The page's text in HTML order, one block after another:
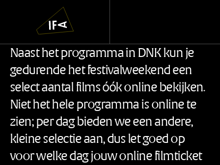
Navigatie
overslaan
Naast het programma in DNK kun je
gedurende het festivalweekend een
select aantal films óók online bekijken.
Niet het hele programma is online te
zien; per dag bieden we een andere,
kleine selectie aan, dus let goed op
voor welke dag jouw online filmticket